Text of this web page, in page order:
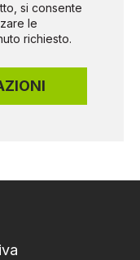
si consente
le
richiesto.